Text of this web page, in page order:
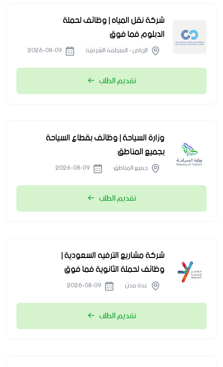
شركة نقل المياه | وظائف لحملة
الدبلوم فما فوق
الرياض - المنطقة الشرقية
تقديم الطلب
وزارة السياحة | وظائف بقطاع السياحة
بجميع المناطق
جميع المناطق
تقديم الطلب
شركة مشاريع الترفيه السعودية |
وظائف لحملة الثانوية فما فوق
عدة مدن
تقديم الطلب